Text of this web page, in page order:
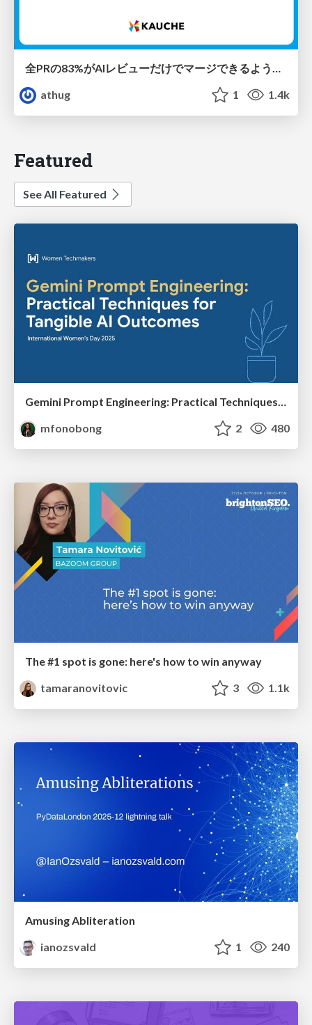
全PRの83%がAIレビューだけでマージできるようになった開発組織はその後どうなったか
athug
1 1.4k
Featured
See All Featured
Gemini Prompt Engineering: Practical Techniques for Tangible AI Outcomes
mfonobong
2 480
The #1 spot is gone: here's how to win anyway
tamaranovitovic
3 1.1k
Amusing Abliteration
ianozsvald
1 240